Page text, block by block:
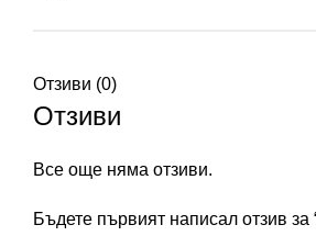
Отзиви (0)
Отзиви
Все още няма отзиви.
Бъдете първият написал отзив